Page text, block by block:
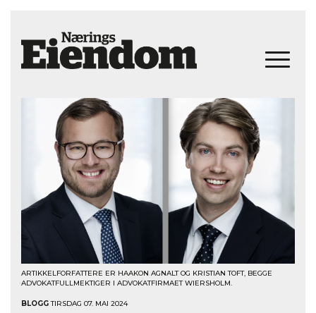
ARTIKKELFORFATTERE ER HAAKON AGNALT OG KRISTIAN TOFT, BEGGE
ADVOKATFULLMEKTIGER I ADVOKATFIRMAET WIERSHOLM.
BLOGGTIRSDAG 07. MAI 2024